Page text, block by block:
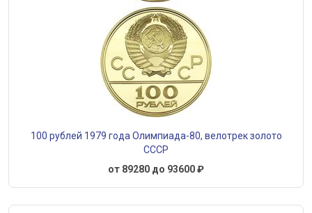
100 рублей 1979 года Олимпиада-80, велотрек золото
СССР
от 89280 до 93600 ₽